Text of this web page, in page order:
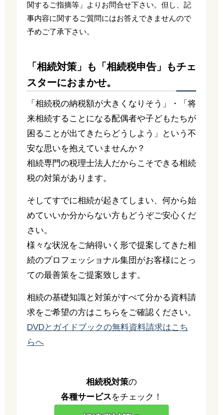
関するご指摘等」よりお問合せ下さい。但し、記
事内容に関するご質問にはお答えできませんので
予めご了承下さい。
「相続対策」も「相続税申告」もチェ
スターにおまかせ。
「相続税の納税額が大きくなりそう」・「将
来相続することになる配偶者や子どもたちが
困ることが出てきたらどうしよう」という不
安な思いを抱えていませんか？
相続専門の税理士法人だからこそできる相続
税の対策があります。
そしてすでに相続が起きてしまい、何から始
めていいか分からない方もどうぞご安心くだ
さい。
様々な状況をご納得いく形で提案してきた相
続のプロフェッショナル集団がお客様にとっ
ての最善策をご提案致します。
相続の基礎知識と対策がすべて分かる資料請
求をご希望の方はこちらをご確認ください。
DVDとガイドブックの無料資料請求はこち
らへ
相続税対策の
各種サービスをチェック！